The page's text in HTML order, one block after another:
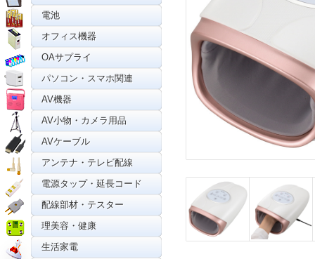
電池
オフィス機器
OAサプライ
パソコン・スマホ関連
AV機器
AV小物・カメラ用品
AVケーブル
アンテナ・テレビ配線
電源タップ・延長コード
配線部材・テスター
理美容・健康
生活家電